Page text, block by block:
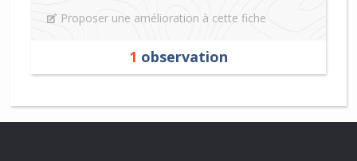
Proposer une amélioration à cette fiche
1 observation